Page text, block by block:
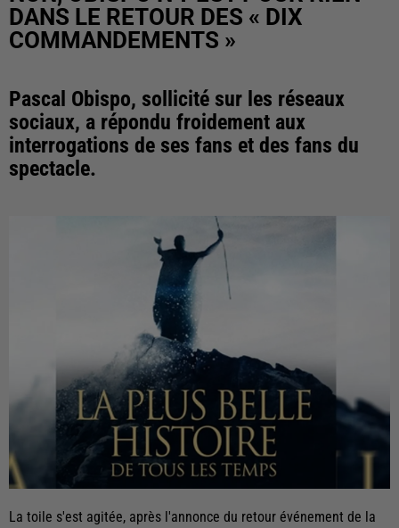
DANS LE RETOUR DES « DIX
COMMANDEMENTS »
Pascal Obispo, sollicité sur les réseaux
sociaux, a répondu froidement aux
interrogations de ses fans et des fans du
spectacle.
La toile s'est agitée, après l'annonce du retour événement de la